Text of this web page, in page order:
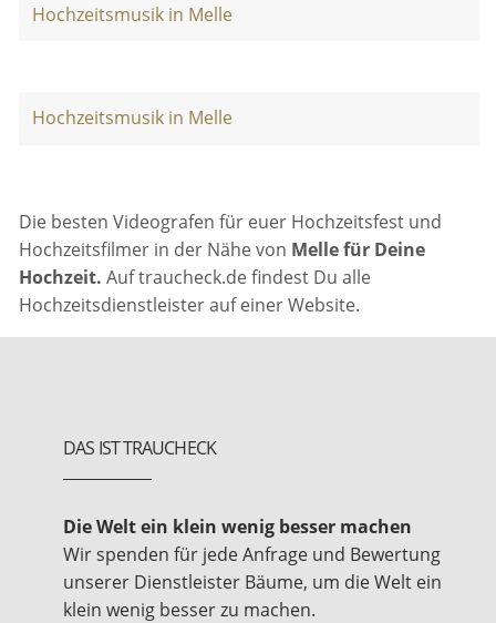
Hochzeitsmusik in Melle
Hochzeitsmusik in Melle
Die besten Videografen für euer Hochzeitsfest und
Hochzeitsfilmer in der Nähe von Melle für Deine
Hochzeit.Auf traucheck.de findest Du alle
Hochzeitsdienstleister auf einer Website.
DAS IST TRAUCHECK
Die Welt ein klein wenig besser machen
Wir spenden für jede Anfrage und Bewertung
unserer Dienstleister Bäume, um die Welt ein
klein wenig besser zu machen.